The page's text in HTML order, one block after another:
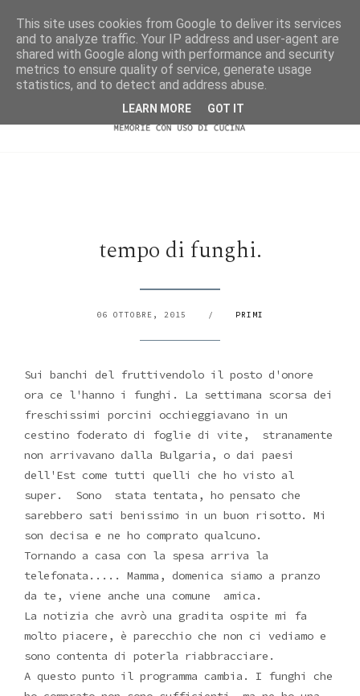
tempo di funghi.
06 OTTOBRE, 2015 / PRIMI
Sui banchi del fruttivendolo il posto d'onore
ora ce l'hanno i funghi. La settimana scorsa dei
freschissimi porcini occhieggiavano in un
cestino foderato di foglie di vite, stranamente
non arrivavano dalla Bulgaria, o dai paesi
dell'Est come tutti quelli che ho visto al
super. Sono stata tentata, ho pensato che
sarebbero sati benissimo in un buon risotto. Mi
son decisa e ne ho comprato qualcuno.
Tornando a casa con la spesa arriva la
telefonata..... Mamma, domenica siamo a pranzo
da te, viene anche una comune amica.
La notizia che avrò una gradita ospite mi fa
molto piacere, è parecchio che non ci vediamo e
sono contenta di poterla riabbracciare.
A questo punto il programma cambia. I funghi che
This site uses cookies from Google to deliver its services
and to analyze traffic. Your IP address and user-agent are
shared with Google along with performance and security
metrics to ensure quality of service, generate usage
statistics, and to detect and address abuse.
LEARN MORE GOT IT